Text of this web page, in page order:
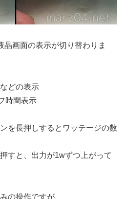
晶画面の表示が切り替わりま
どの表示
時間表示
を長押しするとワッテージの数
すと、出力が1wずつ上がって
の操作ですが、